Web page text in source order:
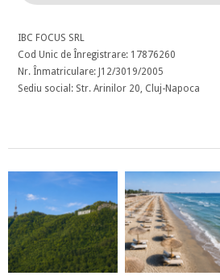
IBC FOCUS SRL
Cod Unic de Înregistrare: 17876260
Nr. Înmatriculare: J12/3019/2005
Sediu social: Str. Arinilor 20, Cluj-Napoca